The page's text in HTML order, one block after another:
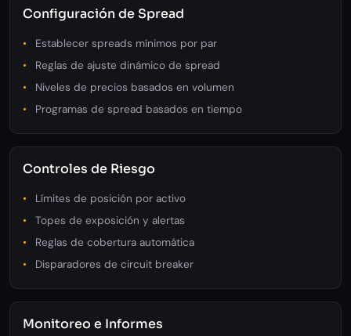
Configuración de Spread
Establecer spreads mínimos por par
Reglas de ajuste dinámico de spread
Niveles de precios basados en volumen
Programas de spread basados en tiempo
Controles de Riesgo
Límites de posición por activo
Topes de exposición y alertas
Reglas de cobertura automática
Disparadores de circuit breaker
Monitoreo e Informes